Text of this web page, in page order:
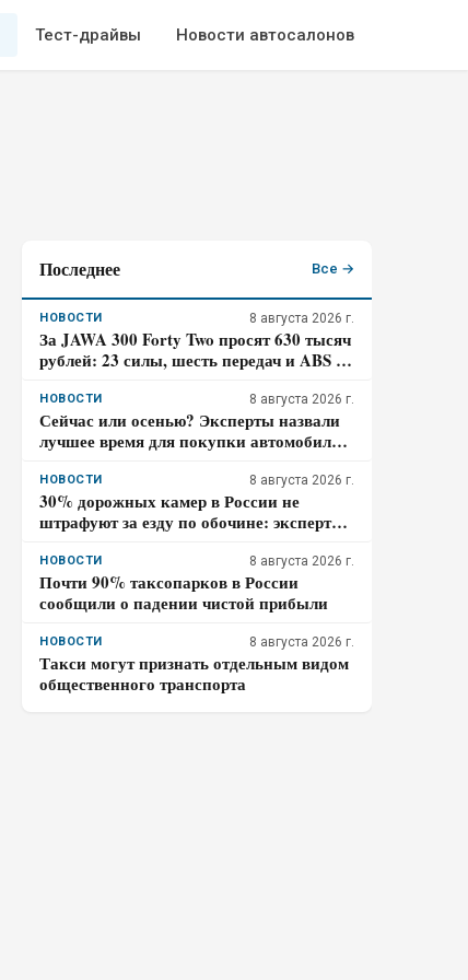
Тест-драйвы Новости автосалонов
Последнее Все →
НОВОСТИ 8 августа 2026 г.
За JAWA 300 Forty Two просят 630 тысяч
рублей: 23 силы, шесть передач и ABS –
году
НОВОСТИ 8 августа 2026 г.
Сейчас или осенью? Эксперты назвали
лучшее время для покупки автомобиля в
НОВОСТИ 8 августа 2026 г.
30% дорожных камер в России не
штрафуют за езду по обочине: эксперты
НОВОСТИ 8 августа 2026 г.
Почти 90% таксопарков в России
сообщили о падении чистой прибыли
НОВОСТИ 8 августа 2026 г.
Такси могут признать отдельным видом
общественного транспорта